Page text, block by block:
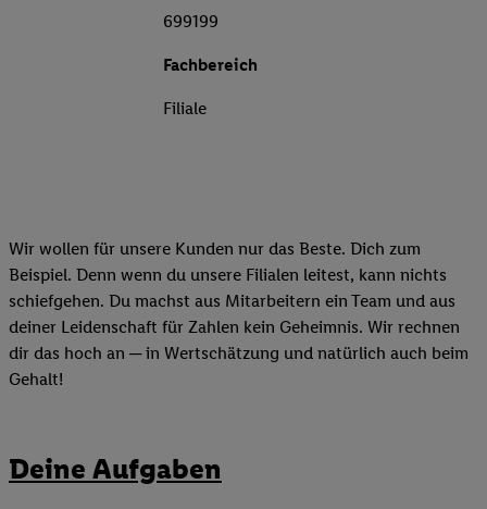
699199
Fachbereich
Filiale
Wir wollen für unsere Kunden nur das Beste. Dich zum
Beispiel. Denn wenn du unsere Filialen leitest, kann nichts
schiefgehen. Du machst aus Mitarbeitern ein Team und aus
deiner Leidenschaft für Zahlen kein Geheimnis. Wir rechnen
dir das hoch an ─ in Wertschätzung und natürlich auch beim
Gehalt!
Deine Aufgaben